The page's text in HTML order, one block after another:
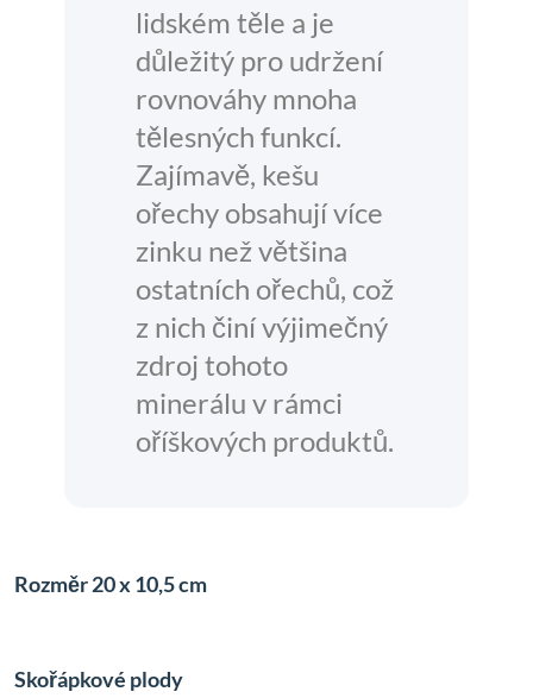
lidském těle a je
důležitý pro udržení
rovnováhy mnoha
tělesných funkcí.
Zajímavě, kešu
ořechy obsahují více
zinku než většina
ostatních ořechů, což
z nich činí výjimečný
zdroj tohoto
minerálu v rámci
oříškových produktů.
Rozměr 20 x 10,5 cm
Skořápkové plody